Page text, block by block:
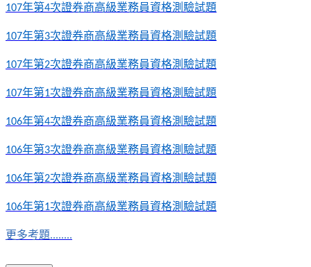
107年第4次證券商高級業務員資格測驗試題
107年第3次證券商高級業務員資格測驗試題
107年第2次證券商高級業務員資格測驗試題
107年第1次證券商高級業務員資格測驗試題
106年第4次證券商高級業務員資格測驗試題
106年第3次證券商高級業務員資格測驗試題
106年第2次證券商高級業務員資格測驗試題
106年第1次證券商高級業務員資格測驗試題
更多考題........